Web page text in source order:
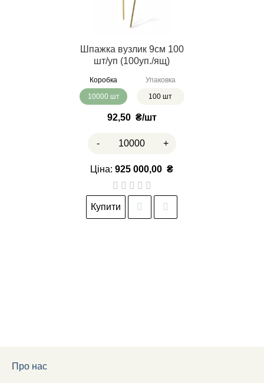
Шпажка вузлик 9см 100
шт/уп (100уп./ящ)
Коробка
10000 шт
Упаковка
100 шт
92,50 ₴
- +
Ціна: 925 000,00 ₴
Купити
Про нас